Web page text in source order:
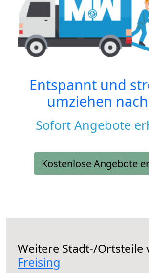
Entspannt und
umziehen nach
Sofort Angebote
Kostenlose Angebote
Weitere Stadt-/Ortsteile
Freising